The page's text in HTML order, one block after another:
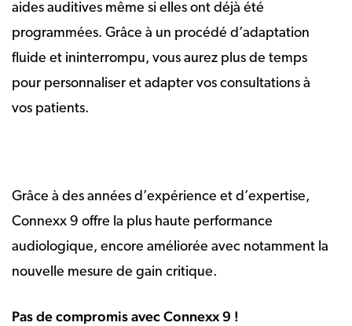
aides auditives même si elles ont déjà été
programmées. Grâce à un procédé d’adaptation
fluide et ininterrompu, vous aurez plus de temps
pour personnaliser et adapter vos consultations à
vos patients.
Grâce à des années d’expérience et d’expertise,
Connexx 9 offre la plus haute performance
audiologique, encore améliorée avec notamment la
nouvelle mesure de gain critique.
Pas de compromis avec Connexx 9 !